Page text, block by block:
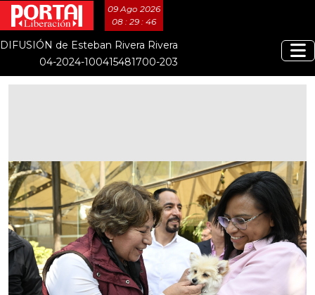
09 Ago 2026
08 : 29 : 47
DIFUSIÓN de Esteban Rivera Rivera
04-2024-100415481700-203